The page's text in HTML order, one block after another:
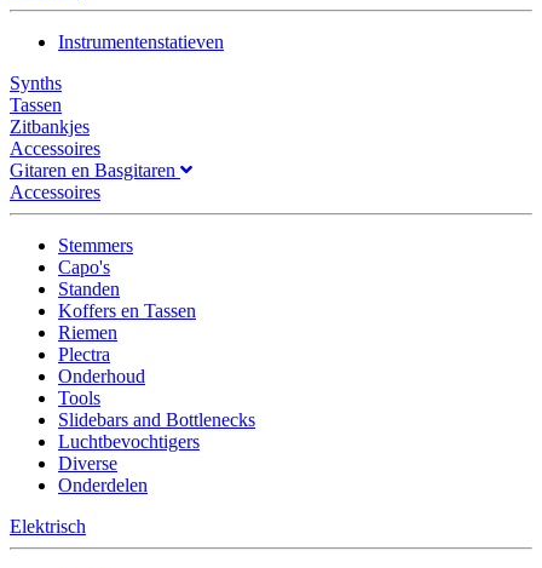
Instrumentenstatieven
Synths
Tassen
Zitbankjes
Accessoires
Gitaren en Basgitaren
Accessoires
Stemmers
Capo's
Standen
Koffers en Tassen
Riemen
Plectra
Onderhoud
Tools
Slidebars and Bottlenecks
Luchtbevochtigers
Diverse
Onderdelen
Elektrisch